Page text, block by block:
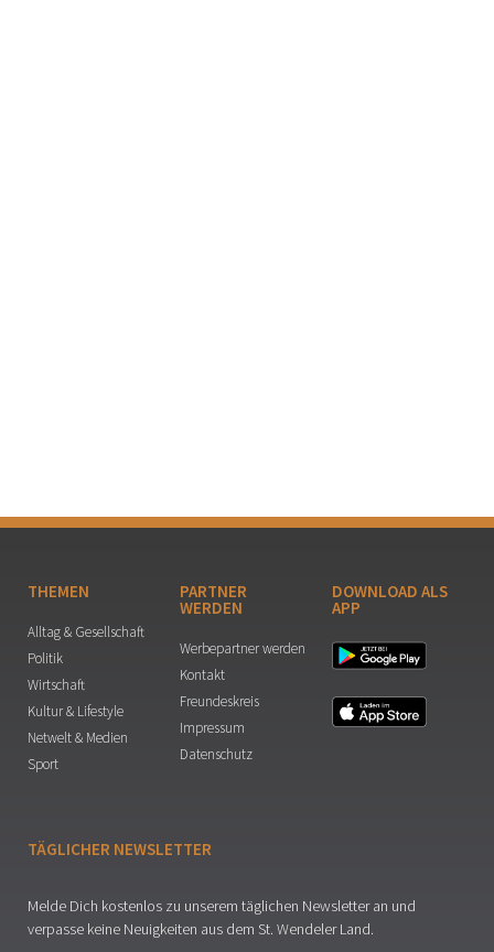
THEMEN
Alltag & Gesellschaft
Politik
Wirtschaft
Kultur & Lifestyle
Netwelt & Medien
Sport
PARTNER
WERDEN
Werbepartner werden
Kontakt
Freundeskreis
Impressum
Datenschutz
DOWNLOAD ALS
APP
TÄGLICHER NEWSLETTER
Melde Dich kostenlos zu unserem täglichen Newsletter an und
verpasse keine Neuigkeiten aus dem St. Wendeler Land.